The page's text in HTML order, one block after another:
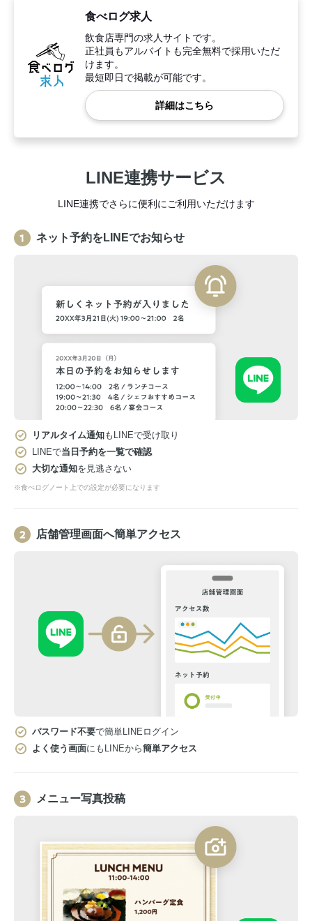
食べログ求人
飲食店専門の求人サイトです。
正社員もアルバイトも完全無料で採用いただ
けます。
最短即日で掲載が可能です。
詳細はこちら
LINE連携サービス
LINE連携でさらに便利にご利用いただけます
ネット予約をLINEでお知らせ
リアルタイム通知もLINEで受け取り
LINEで当日予約を一覧で確認
大切な通知を見逃さない
※食べログノート上での設定が必要になります
店舗管理画面へ簡単アクセス
パスワード不要で簡単LINEログイン
よく使う画面にもLINEから簡単アクセス
メニュー写真投稿